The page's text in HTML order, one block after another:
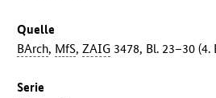
Quelle
BArch, MfS,ZAIG 3478, Bl. 23–30 (4.
Serie